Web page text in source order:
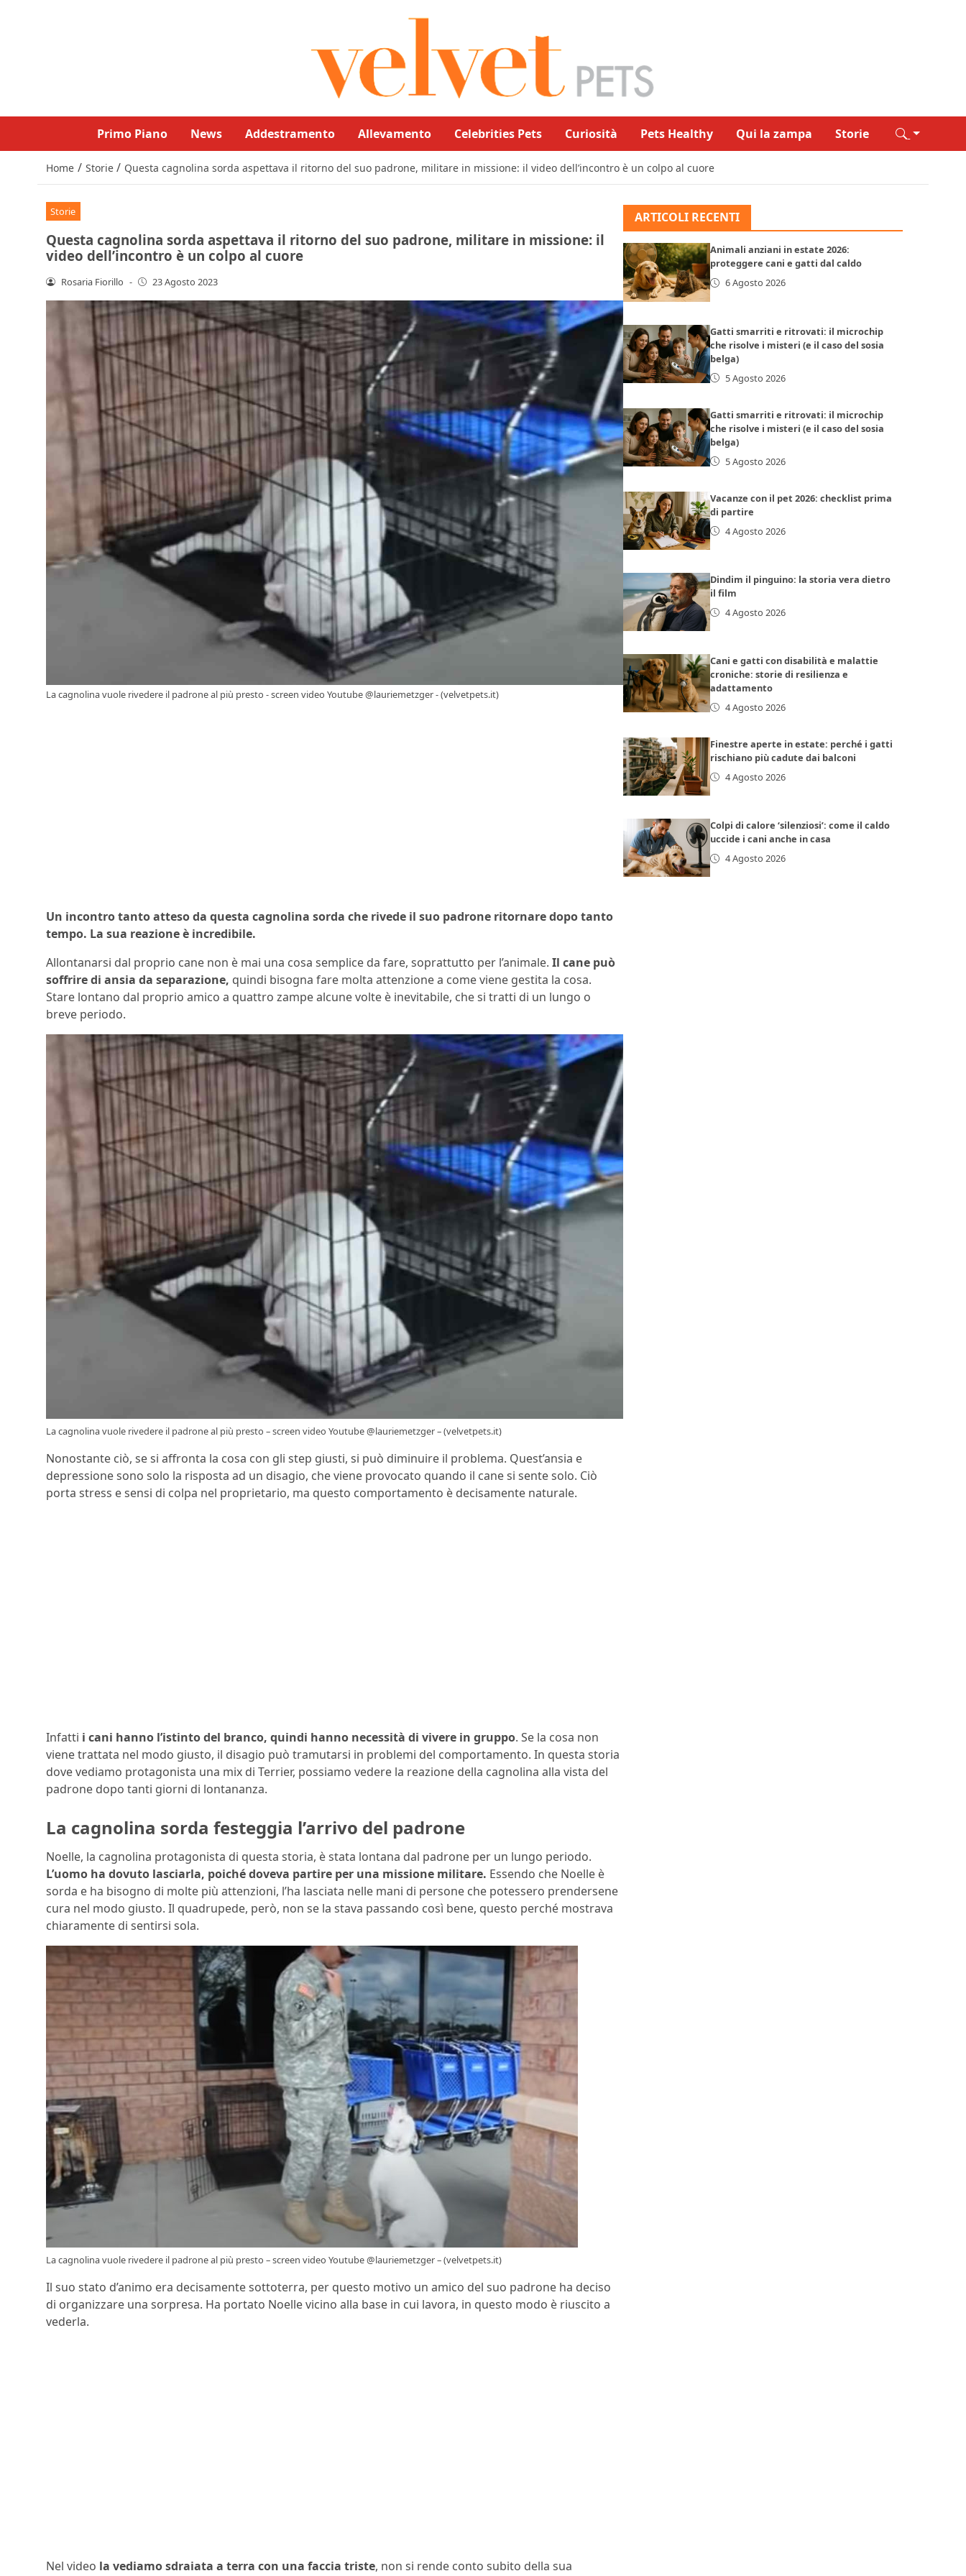
Primo Piano News Addestramento Allevamento Celebrities Pets Curiosità Pets Healthy Qui la zampa Storie
Home / Storie / Questa cagnolina sorda aspettava il ritorno del suo padrone, militare in missione: il video dell’incontro è un colpo al cuore
Storie
Questa cagnolina sorda aspettava il ritorno del suo padrone, militare in missione: il
video dell’incontro è un colpo al cuore
Rosaria Fiorillo - 23 Agosto 2023
La cagnolina vuole rivedere il padrone al più presto - screen video Youtube @lauriemetzger - (velvetpets.it)
Un incontro tanto atteso da questa cagnolina sorda che rivede il suo padrone ritornare dopo tanto
tempo. La sua reazione è incredibile.
Allontanarsi dal proprio cane non è mai una cosa semplice da fare, soprattutto per l’animale. Il cane può
soffrire di ansia da separazione, quindi bisogna fare molta attenzione a come viene gestita la cosa.
Stare lontano dal proprio amico a quattro zampe alcune volte è inevitabile, che si tratti di un lungo o
breve periodo.
La cagnolina vuole rivedere il padrone al più presto – screen video Youtube @lauriemetzger – (velvetpets.it)
Nonostante ciò, se si affronta la cosa con gli step giusti, si può diminuire il problema. Quest’ansia e
depressione sono solo la risposta ad un disagio, che viene provocato quando il cane si sente solo. Ciò
porta stress e sensi di colpa nel proprietario, ma questo comportamento è decisamente naturale.
Infatti i cani hanno l’istinto del branco, quindi hanno necessità di vivere in gruppo. Se la cosa non
viene trattata nel modo giusto, il disagio può tramutarsi in problemi del comportamento. In questa storia
dove vediamo protagonista una mix di Terrier, possiamo vedere la reazione della cagnolina alla vista del
padrone dopo tanti giorni di lontananza.
La cagnolina sorda festeggia l’arrivo del padrone
Noelle, la cagnolina protagonista di questa storia, è stata lontana dal padrone per un lungo periodo.
L’uomo ha dovuto lasciarla, poiché doveva partire per una missione militare. Essendo che Noelle è
sorda e ha bisogno di molte più attenzioni, l’ha lasciata nelle mani di persone che potessero prendersene
cura nel modo giusto. Il quadrupede, però, non se la stava passando così bene, questo perché mostrava
chiaramente di sentirsi sola.
La cagnolina vuole rivedere il padrone al più presto – screen video Youtube @lauriemetzger – (velvetpets.it)
Il suo stato d’animo era decisamente sottoterra, per questo motivo un amico del suo padrone ha deciso
di organizzare una sorpresa. Ha portato Noelle vicino alla base in cui lavora, in questo modo è riuscito a
vederla.
Nel video la vediamo sdraiata a terra con una faccia triste, non si rende conto subito della sua
ARTICOLI RECENTI
Animali anziani in estate 2026:
proteggere cani e gatti dal caldo
6 Agosto 2026
Gatti smarriti e ritrovati: il microchip
che risolve i misteri (e il caso del sosia
belga)
5 Agosto 2026
Gatti smarriti e ritrovati: il microchip
che risolve i misteri (e il caso del sosia
belga)
5 Agosto 2026
Vacanze con il pet 2026: checklist prima
di partire
4 Agosto 2026
Dindim il pinguino: la storia vera dietro
il film
4 Agosto 2026
Cani e gatti con disabilità e malattie
croniche: storie di resilienza e
adattamento
4 Agosto 2026
Finestre aperte in estate: perché i gatti
rischiano più cadute dai balconi
4 Agosto 2026
Colpi di calore ‘silenziosi’: come il caldo
uccide i cani anche in casa
4 Agosto 2026